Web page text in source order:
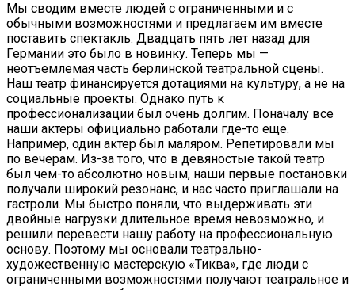
Мы сводим вместе людей с ограниченными и с
обычными возможностями и предлагаем им вместе
поставить спектакль. Двадцать пять лет назад для
Германии это было в новинку. Теперь мы —
неотъемлемая часть берлинской театральной сцены.
Наш театр финансируется дотациями на культуру, а не на
социальные проекты. Однако путь к
профессионализации был очень долгим. Поначалу все
наши актеры официально работали где-то еще.
Например, один актер был маляром. Репетировали мы
по вечерам. Из-за того, что в девяностые такой театр
был чем-то абсолютно новым, наши первые постановки
получали широкий резонанс, и нас часто приглашали на
гастроли. Мы быстро поняли, что выдерживать эти
двойные нагрузки длительное время невозможно, и
решили перевести нашу работу на профессиональную
основу. Поэтому мы основали театрально-
художественную мастерскую «Тиква», где люди с
ограниченными возможностями получают театральное и